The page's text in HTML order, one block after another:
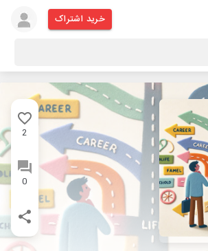
خرید اشتراک
2
0